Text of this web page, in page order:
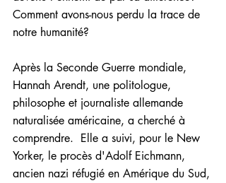
Comment avons-nous perdu la trace de
notre humanité?
Après la Seconde Guerre mondiale,
Hannah Arendt, une politologue,
philosophe et journaliste allemande
naturalisée américaine, a cherché à
comprendre.  Elle a suivi, pour le New
Yorker, le procès d'Adolf Eichmann,
ancien nazi réfugié en Amérique du Sud,